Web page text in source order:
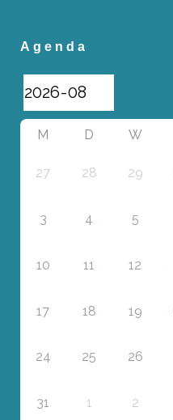
Agenda
M D W
27 28 29
3 4 5
10 11 12
17 18 19
24 25 26
31 1 2